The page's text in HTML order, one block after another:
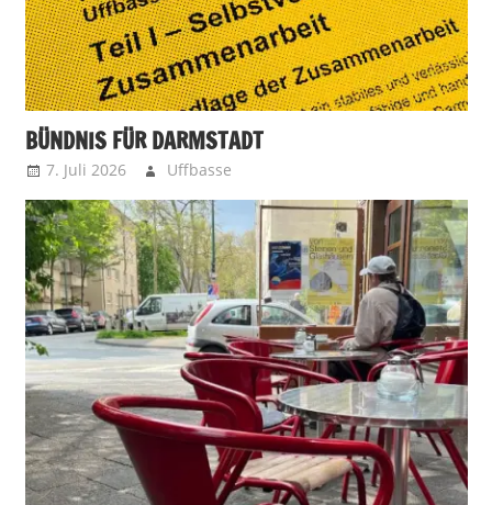
BÜNDNIS FÜR DARMSTADT
7. Juli 2026 Uffbasse